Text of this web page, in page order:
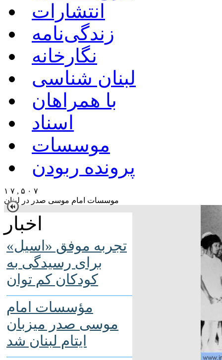
انتشارات
زندگی‌نامه
نگارخانه
لبنان شناسی
با همراهان
اسناد
موسسات
پرونده ربودن
۱ ۷ , ۵ ۰ ۷
موسسات امام موسی صدر در لبنان
اخبار
تجربه موفق «اسیل»
برای رسیدگی به
کودکان کم توان
مؤسسات امام
موسی صدر میزبان
ایتام لبنان شد